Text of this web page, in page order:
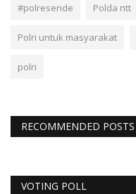
#polresende Polda ntt
Polri untuk masyarakat
polri
RECOMMENDED POSTS
VOTING POLL